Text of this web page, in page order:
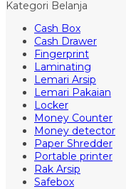
Kategori Belanja
Cash Box
Cash Drawer
Fingerprint
Laminating
Lemari Arsip
Lemari Pakaian
Locker
Money Counter
Money detector
Paper Shredder
Portable printer
Rak Arsip
Safebox